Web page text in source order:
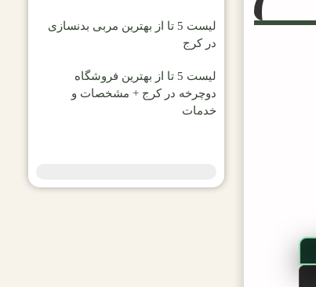
لیست 5 تا از بهترین مربی بدنسازی
در کرج
لیست 5 تا از بهترین فروشگاه
دوچرخه در کرج + مشخصات و
خدمات